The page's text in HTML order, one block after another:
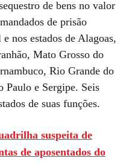
de bens no valor
de prisão
nos estados de Alagoas,
Mato Grosso do
Rio Grande do
Paulo e Sergipe. Seis
de suas funções.
suspeita de
de aposentados do